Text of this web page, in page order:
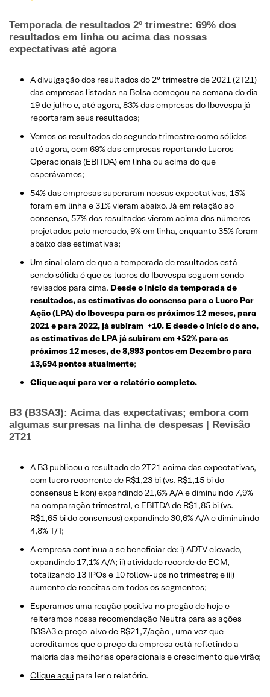
Temporada de resultados 2º trimestre: 69% dos
resultados em linha ou acima das nossas
expectativas até agora
A divulgação dos resultados do 2° trimestre de 2021 (2T21)
das empresas listadas na Bolsa começou na semana do dia
19 de julho e, até agora, 83% das empresas do Ibovespa já
reportaram seus resultados;
Vemos os resultados do segundo trimestre como sólidos
até agora, com 69% das empresas reportando Lucros
Operacionais (EBITDA) em linha ou acima do que
esperávamos;
54% das empresas superaram nossas expectativas, 15%
foram em linha e 31% vieram abaixo. Já em relação ao
consenso, 57% dos resultados vieram acima dos números
projetados pelo mercado, 9% em linha, enquanto 35% foram
abaixo das estimativas;
Um sinal claro de que a temporada de resultados está
sendo sólida é que os lucros do Ibovespa seguem sendo
revisados para cima. Desde o início da temporada de
resultados, as estimativas do consenso para o Lucro Por
Ação (LPA) do Ibovespa para os próximos 12 meses, para
2021 e para 2022, já subiram +10. E desde o início do ano,
as estimativas de LPA já subiram em +52% para os
próximos 12 meses, de 8,993 pontos em Dezembro para
13,694 pontos atualmente;
Clique aqui para ver o relatório completo.
B3 (B3SA3): Acima das expectativas; embora com
algumas surpresas na linha de despesas | Revisão
2T21
A B3 publicou o resultado do 2T21 acima das expectativas,
com lucro recorrente de R$1,23 bi (vs. R$1,15 bi do
consensus Eikon) expandindo 21,6% A/A e diminuindo 7,9%
na comparação trimestral, e EBITDA de R$1,85 bi (vs.
R$1,65 bi do consensus) expandindo 30,6% A/A e diminuindo
4,8% T/T;
A empresa continua a se beneficiar de: i) ADTV elevado,
expandindo 17,1% A/A; ii) atividade recorde de ECM,
totalizando 13 IPOs e 10 follow-ups no trimestre; e iii)
aumento de receitas em todos os segmentos;
Esperamos uma reação positiva no pregão de hoje e
reiteramos nossa recomendação Neutra para as ações
B3SA3 e preço-alvo de R$21,7/ação , uma vez que
acreditamos que o preço da empresa está refletindo a
maioria das melhorias operacionais e crescimento que virão;
Clique aqui para ler o relatório.